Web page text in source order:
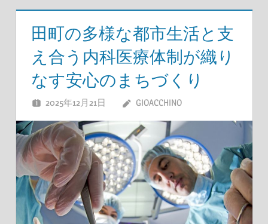
田町の多様な都市生活と支
え合う内科医療体制が織り
なす安心のまちづくり
2025年12月21日 GIOACCHINO